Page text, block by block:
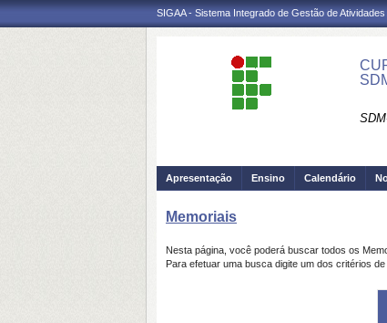
SIGAA - Sistema Integrado de Gestão de
Apresentação Ensino Calendário
Memoriais
Nesta página, você poderá buscar todos os
Para efetuar uma busca digite um dos critérios